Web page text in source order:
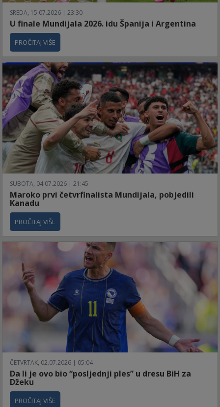
SREDA, 15.07.2026 | 23:30
U finale Mundijala 2026. idu Španija i Argentina
PROČITAJ VIŠE
SUBOTA, 04.07.2026 | 21:45
Maroko prvi četvrfinalista Mundijala, pobjedili
Kanadu
PROČITAJ VIŠE
ČETVRTAK, 02.07.2026 | 05:04
Da li je ovo bio “posljednji ples” u dresu BiH za
Džeku
PROČITAJ VIŠE